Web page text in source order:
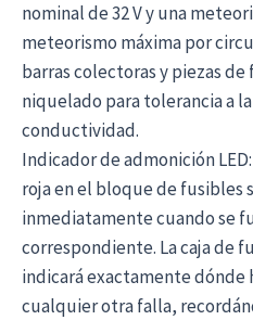
nominal de 32 V y una
meteorismo máxima por
barras colectoras y piezas
niquelado para tolerancia a
conductividad.
Indicador de admonición
roja en el bloque de fusibles
inmediatamente cuando se
correspondiente. La caja de
indicará exactamente
cualquier otra falla,